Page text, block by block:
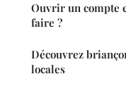
Ouvrir un compte
faire ?
Découvrez
locales